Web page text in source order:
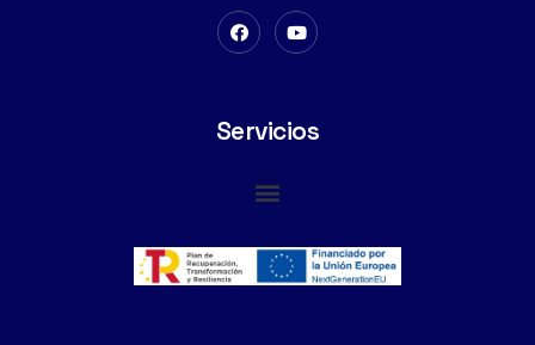
Servicios